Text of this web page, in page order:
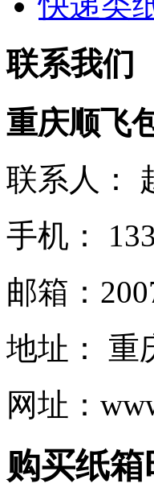
联系我们
重庆顺飞
联系人：
手机：
邮箱：
地址： 重
网址：
购买纸